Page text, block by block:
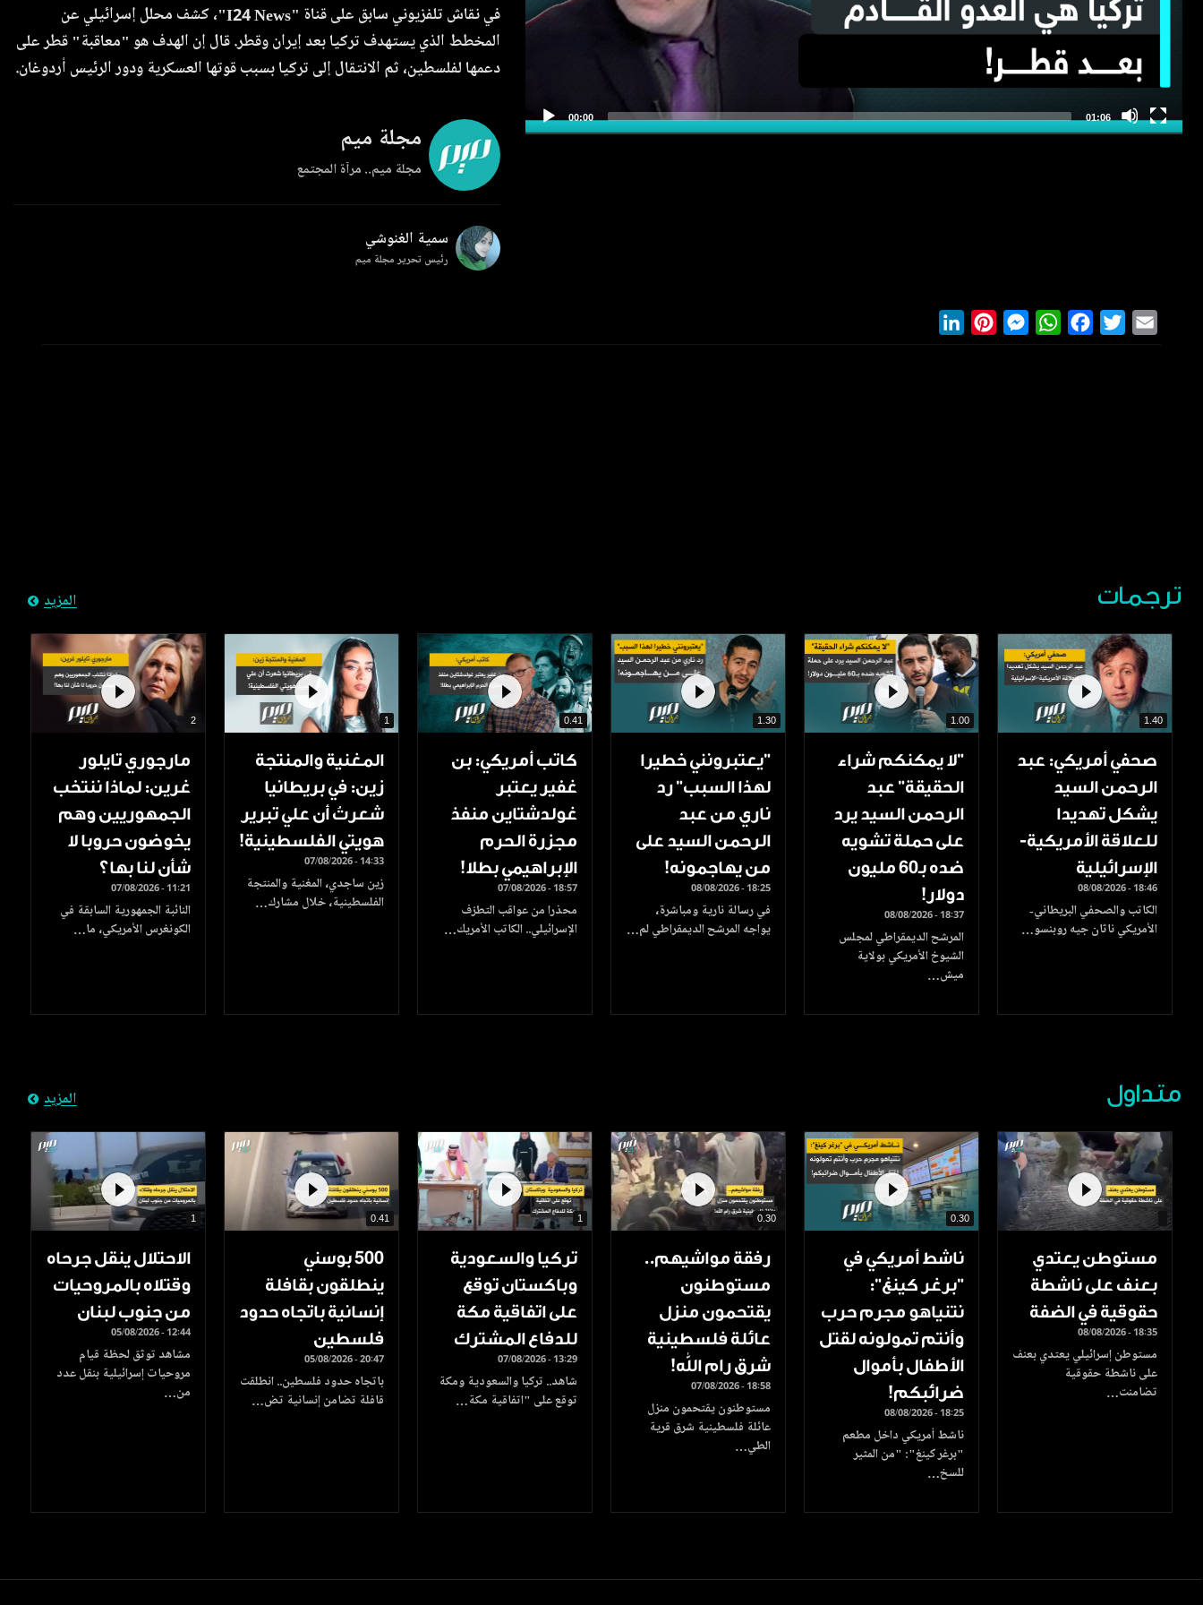
في نقاش تلفزيوني سابق على قناة "I24 News"، كشف محلل إسرائيلي عن
المخطط الذي يستهدف تركيا بعد إيران وقطر. قال إن الهدف هو "معاقبة" قطر على
دعمها لفلسطين، ثم الانتقال إلى تركيا بسبب قوتها العسكرية ودور الرئيس أردوغان.
مجلة ميم
مجلة ميم.. مرآة المجتمع
سمية الغنوشي
رئيس تحرير مجلة ميم
LinkedInPinterestMessengerWhatsAppFacebook
Twitter
ترجمات المزيد
1.40
صحفي أمريكي: عبد
الرحمن السيد
يشكل تهديدا
للعلاقة الأمريكية-
الإسرائيلية
08/08/2026 - 18:46
الكاتب والصحفي البريطاني-
الأمريكي ناثان جيه روبنسو…
1.00
"لا يمكنكم شراء
الحقيقة" عبد
الرحمن السيد يرد
على حملة تشويه
ضده بـ60 مليون
دولار!
08/08/2026 - 18:37
المرشح الديمقراطي لمجلس
الشيوخ الأمريكي بولاية
ميش…
1.30
"يعتبرونني خطيرا
لهذا السبب" رد
ناري من عبد
الرحمن السيد على
من يهاجمونه!
08/08/2026 - 18:25
في رسالة نارية ومباشرة،
يواجه المرشح الديمقراطي لم…
0.41
كاتب أمريكي: بن
غفير يعتبر
غولدشتاين منفذ
مجزرة الحرم
الإبراهيمي بطلا!
07/08/2026 - 18:57
محذرا من عواقب التطرّف
الإسرائيلي.. الكاتب الأمريك…
1
المغنية والمنتجة
زين: في بريطانيا
شعرتُ أن علي تبرير
هويتي الفلسطينية!
07/08/2026 - 14:33
زين ساجدي، المغنية والمنتجة
الفلسطينية، خلال مشارك…
2
مارجوري تايلور
غرين: لماذا ننتخب
الجمهوريين وهم
يخوضون حروبا لا
شأن لنا بها؟
07/08/2026 - 11:21
النائبة الجمهورية السابقة في
الكونغرس الأمريكي، ما…
متداول المزيد
مستوطن يعتدي
بعنف على ناشطة
حقوقية في الضفة
08/08/2026 - 18:35
مستوطن إسرائيلي يعتدي بعنف
على ناشطة حقوقية
تضامنت…
0.30
ناشط أمريكي في
"برغر كينغ":
نتنياهو مجرم حرب
وأنتم تمولونه لقتل
الأطفال بأموال
ضرائبكم!
08/08/2026 - 18:25
ناشط أمريكي داخل مطعم
"برغر كينغ": "من المثير
للسخ…
0.30
رفقة مواشيهم..
مستوطنون
يقتحمون منزل
عائلة فلسطينية
شرق رام الله!
07/08/2026 - 18:58
مستوطنون يقتحمون منزل
عائلة فلسطينية شرق قرية
الطي…
1
تركيا والسعودية
وباكستان توقع
على اتفاقية مكة
للدفاع المشترك
07/08/2026 - 13:29
شاهد.. تركيا والسعودية ومكة
توقع على "اتفاقية مكة…
0.41
500 بوسني
ينطلقون بقافلة
إنسانية باتجاه حدود
فلسطين
05/08/2026 - 20:47
باتجاه حدود فلسطين.. انطلقت
قافلة تضامن إنسانية تض…
1
الاحتلال ينقل جرحاه
وقتلاه بالمروحيات
من جنوب لبنان
05/08/2026 - 12:44
مشاهد توثق لحظة قيام
مروحيات إسرائيلية بنقل عدد
من…